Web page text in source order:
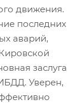
движения.
последних
аварий,
заслуга
Уверен,